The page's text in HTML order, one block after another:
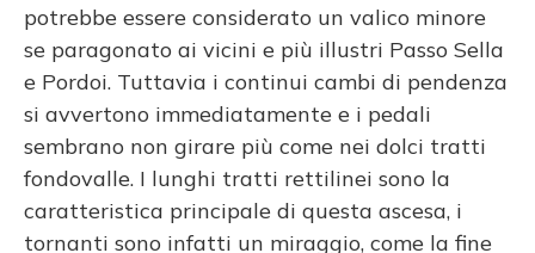
potrebbe essere considerato un valico minore
se paragonato ai vicini e più illustri Passo Sella
e Pordoi. Tuttavia i continui cambi di pendenza
si avvertono immediatamente e i pedali
sembrano non girare più come nei dolci tratti
fondovalle. I lunghi tratti rettilinei sono la
caratteristica principale di questa ascesa, i
tornanti sono infatti un miraggio, come la fine